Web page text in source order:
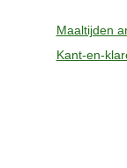
Maaltijden
Kant-en-